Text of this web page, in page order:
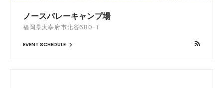
ノースバレーキャンプ場
福岡県太宰府市北谷680-1
EVENT SCHEDULE